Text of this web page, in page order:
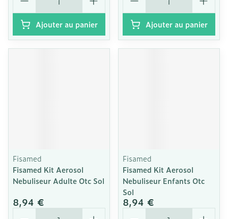
Ajouter au panier Ajouter au panier
Fisamed
Fisamed Kit Aerosol
Nebuliseur Adulte Otc Sol
8,94 €
Quantité
Fisamed
Fisamed Kit Aerosol
Nebuliseur Enfants Otc
Sol
8,94 €
Quantité